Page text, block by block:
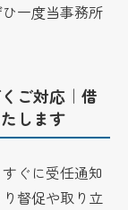
一度当事務所
ご対応｜借
します
ぐに受任通知
督促や取り立